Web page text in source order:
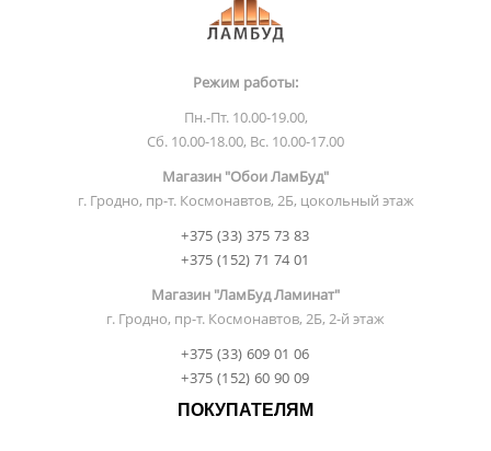
Режим работы:
Пн.-Пт. 10.00-19.00,
Сб. 10.00-18.00, Вс. 10.00-17.00
Магазин "Обои ЛамБуд"
г. Гродно, пр-т. Космонавтов, 2Б, цокольный этаж
+375 (33) 375 73 83
+375 (152) 71 74 01
Магазин "ЛамБуд Ламинат"
г. Гродно, пр-т. Космонавтов, 2Б, 2-й этаж
+375 (33) 609 01 06
+375 (152) 60 90 09
ПОКУПАТЕЛЯМ